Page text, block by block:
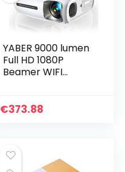
YABER 9000 lumen
Full HD 1080P
Beamer WIFI
Auto
€373.88